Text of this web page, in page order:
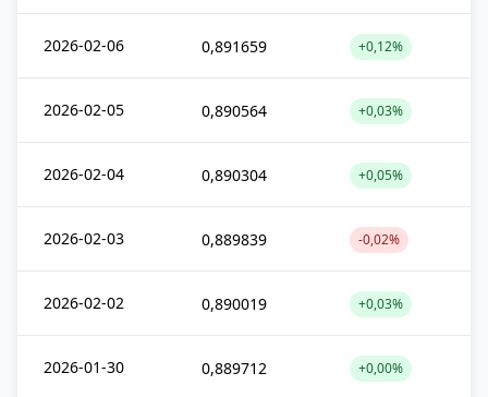
2026-02-06 0,891659 +0,12%
2026-02-05 0,890564 +0,03%
2026-02-04 0,890304 +0,05%
2026-02-03 0,889839 -0,02%
2026-02-02 0,890019 +0,03%
2026-01-30 0,889712 +0,00%